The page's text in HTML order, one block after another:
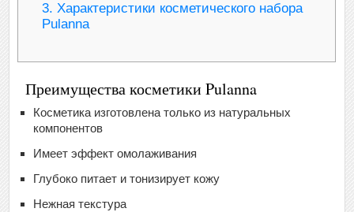
3. Характеристики косметического набора
Pulanna
Преимущества косметики Pulanna
Косметика изготовлена только из натуральных
компонентов
Имеет эффект омолаживания
Глубоко питает и тонизирует кожу
Нежная текстура